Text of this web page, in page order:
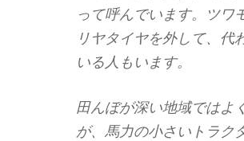
って呼んでいます。ツワ
リヤタイヤを外して、代
いる人もいます。
田んぼが深い地域ではよ
が、馬力の小さいトラク